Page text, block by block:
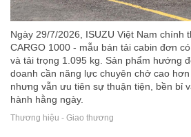
Ngày 29/7/2026, ISUZU Việt Nam chính
CARGO 1000 - mẫu bán tải cabin đơn
và tải trọng 1.095 kg. Sản phẩm hướng
doanh cần năng lực chuyên chở cao hơn
nhưng vẫn ưu tiên sự thuận tiện, bền bỉ
hành hằng ngày.
Thương hiệu - Giao thương